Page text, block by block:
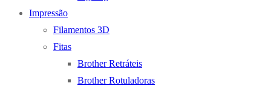
Impressão
Filamentos 3D
Fitas
Brother Retráteis
Brother Rotuladoras